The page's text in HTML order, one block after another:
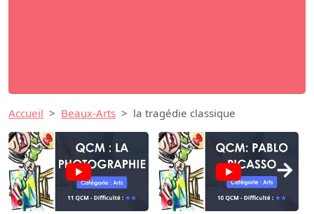
Accueil Beaux-Arts la tragédie classique
→